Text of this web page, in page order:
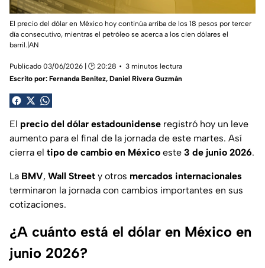
El precio del dólar en México hoy continúa arriba de los 18 pesos por tercer
día consecutivo, mientras el petróleo se acerca a los cien dólares el
barril.|AN
Publicado 03/06/2026 | 🕑 20:28
3 minutos lectura
Escrito por: Fernanda Benítez, Daniel Rivera Guzmán
El precio del dólar estadounidense registró hoy un leve
aumento para el final de la jornada de este martes. Así
cierra el tipo de cambio en México este 3 de junio 2026.
La BMV, Wall Street y otros mercados internacionales
terminaron la jornada con cambios importantes en sus
cotizaciones.
¿A cuánto está el dólar en México en
junio 2026?